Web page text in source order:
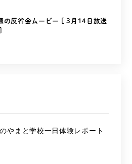
の反省会ムービー [ 3月14日放送
やまと学校一日体験レポート